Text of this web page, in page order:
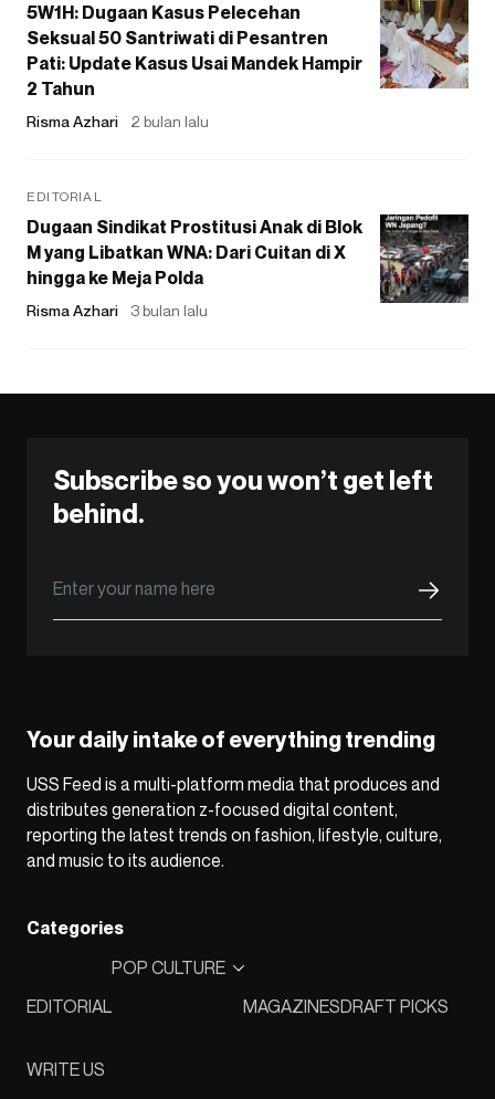
5W1H: Dugaan Kasus Pelecehan
Seksual 50 Santriwati di Pesantren
Pati: Update Kasus Usai Mandek Hampir
2 Tahun
Risma Azhari 2 bulan lalu
EDITORIAL
Dugaan Sindikat Prostitusi Anak di Blok
M yang Libatkan WNA: Dari Cuitan di X
hingga ke Meja Polda
Risma Azhari 3 bulan lalu
Subscribe so you won’t get left
behind.
Your daily intake of everything trending
USS Feed is a multi-platform media that produces and
distributes generation z-focused digital content,
reporting the latest trends on fashion, lifestyle, culture,
and music to its audience.
Categories
EDITORIAL
POP CULTURE
MAGAZINESDRAFT PICKS
WRITE US